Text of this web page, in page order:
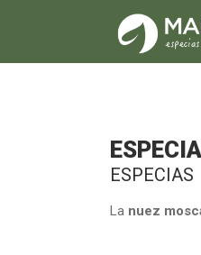
ESPECIAS
La nuez